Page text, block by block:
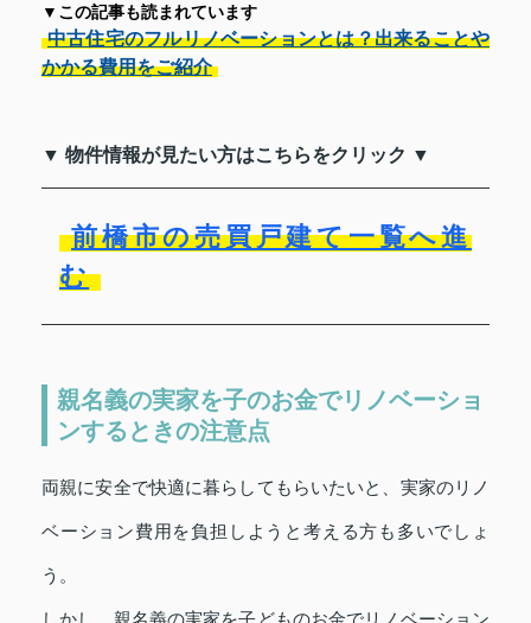
▼この記事も読まれています
中古住宅のフルリノベーションとは？出来ることや
かかる費用をご紹介
▼ 物件情報が見たい方はこちらをクリック ▼
前橋市の売買戸建て一覧へ進
む
親名義の実家を子のお金でリノベーショ
ンするときの注意点
両親に安全で快適に暮らしてもらいたいと、実家のリノ
ベーション費用を負担しようと考える方も多いでしょ
う。
しかし、親名義の実家を子どものお金でリノベーション